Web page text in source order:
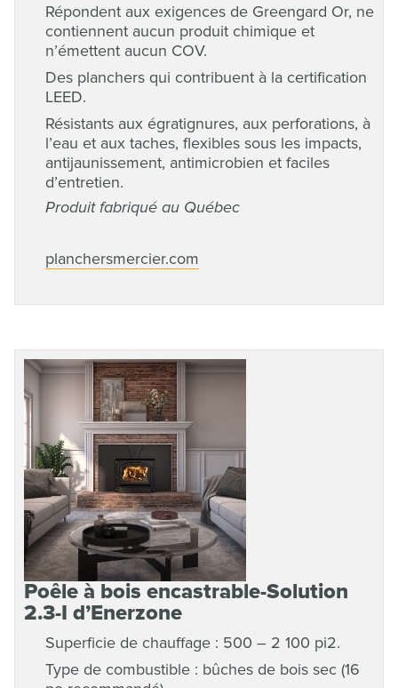
Répondent aux exigences de Greengard Or, ne
contiennent aucun produit chimique et
n’émettent aucun COV.
Des planchers qui contribuent à la certification
LEED.
Résistants aux égratignures, aux perforations, à
l’eau et aux taches, flexibles sous les impacts,
antijaunissement, antimicrobien et faciles
d’entretien.
Produit fabriqué au Québec
planchersmercier.com
Poêle à bois encastrable-Solution
2.3-I d’Enerzone
Superficie de chauffage : 500 – 2 100 pi2.
Type de combustible : bûches de bois sec (16